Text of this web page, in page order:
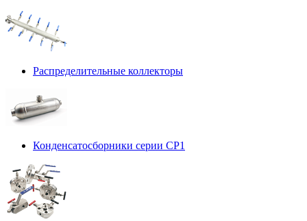
Распределительные коллекторы
Конденсатосборники серии CP1